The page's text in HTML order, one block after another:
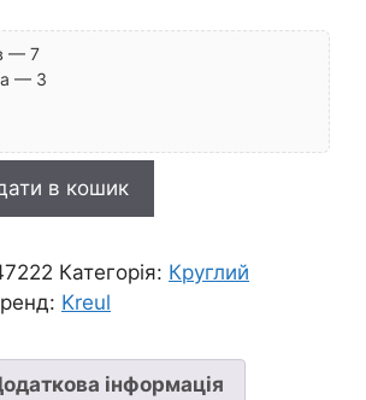
— 7
— 3
в кошик
Категорія: Круглий
Kreul
інформація